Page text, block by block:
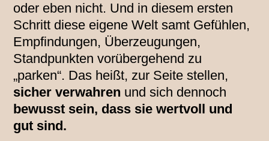
oder eben nicht. Und in diesem ersten
Schritt diese eigene Welt samt Gefühlen,
Empfindungen, Überzeugungen,
Standpunkten vorübergehend zu
„parken“. Das heißt, zur Seite stellen,
sicher verwahren und sich dennoch
bewusst sein, dass sie wertvoll und
gut sind.